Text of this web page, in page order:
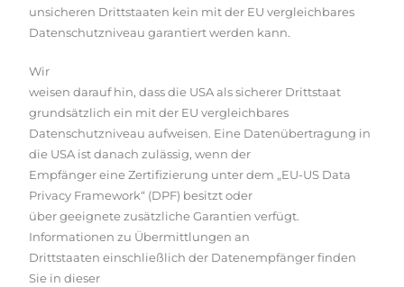
unsicheren Drittstaaten kein mit der EU vergleichbares
Datenschutzniveau garantiert werden kann.
Wir
weisen darauf hin, dass die USA als sicherer Drittstaat
grundsätzlich ein mit der EU vergleichbares
Datenschutzniveau aufweisen. Eine Datenübertragung in
die USA ist danach zulässig, wenn der
Empfänger eine Zertifizierung unter dem „EU-US Data
Privacy Framework“ (DPF) besitzt oder
über geeignete zusätzliche Garantien verfügt.
Informationen zu Übermittlungen an
Drittstaaten einschließlich der Datenempfänger finden
Sie in dieser